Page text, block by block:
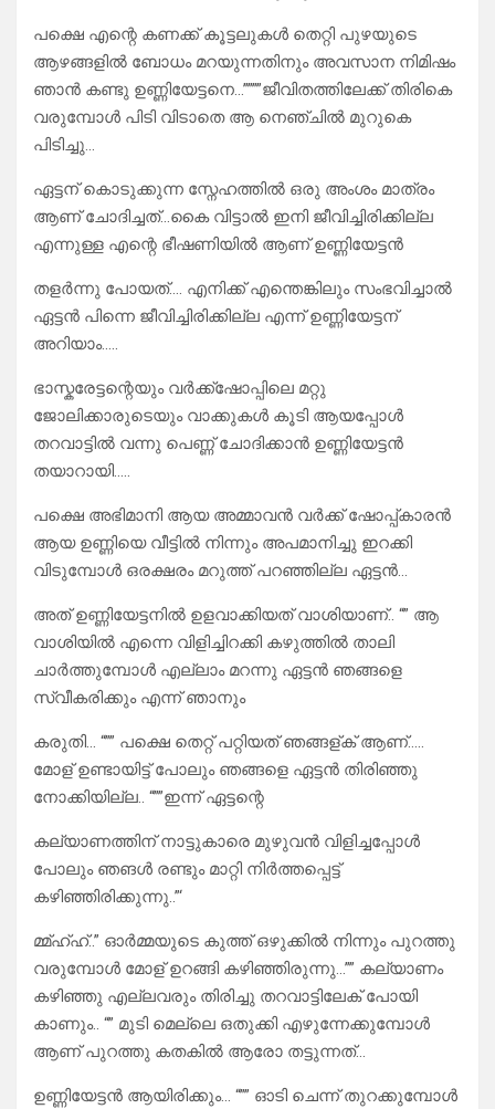
പക്ഷെ എന്റെ കണക്ക് കൂട്ടലുകൾ തെറ്റി പുഴയുടെ
ആഴങ്ങളിൽ ബോധം മറയുന്നതിനും അവസാന നിമിഷം
ഞാൻ കണ്ടു ഉണ്ണിയേട്ടനെ…””””ജീവിതത്തിലേക്ക് തിരികെ
വരുമ്പോൾ പിടി വിടാതെ ആ നെഞ്ചിൽ മുറുകെ
പിടിച്ചു…
ഏട്ടന് കൊടുക്കുന്ന സ്നേഹത്തിൽ ഒരു അംശം മാത്രം
ആണ് ചോദിച്ചത്…കൈ വിട്ടാൽ ഇനി ജീവിച്ചിരിക്കില്ല
എന്നുള്ള എന്റെ ഭീഷണിയിൽ ആണ് ഉണ്ണിയേട്ടൻ
തളർന്നു പോയത്…. എനിക്ക് എന്തെങ്കിലും സംഭവിച്ചാൽ
ഏട്ടൻ പിന്നെ ജീവിച്ചിരിക്കില്ല എന്ന് ഉണ്ണിയേട്ടന്
അറിയാം…..
ഭാസ്കരേട്ടന്റെയും വർക്ക്‌ഷോപ്പിലെ മറ്റു
ജോലിക്കാരുടെയും വാക്കുകൾ കൂടി ആയപ്പോൾ
തറവാട്ടിൽ വന്നു പെണ്ണ് ചോദിക്കാൻ ഉണ്ണിയേട്ടൻ
തയാറായി…..
പക്ഷെ അഭിമാനി ആയ അമ്മാവൻ വർക്ക്‌ ഷോപ്പ്കാരൻ
ആയ ഉണ്ണിയെ വീട്ടിൽ നിന്നും അപമാനിച്ചു ഇറക്കി
വിടുമ്പോൾ ഒരക്ഷരം മറുത്ത് പറഞ്ഞില്ല ഏട്ടൻ…
അത് ഉണ്ണിയേട്ടനിൽ ഉളവാക്കിയത് വാശിയാണ്.. “” ആ
വാശിയിൽ എന്നെ വിളിച്ചിറക്കി കഴുത്തിൽ താലി
ചാർത്തുമ്പോൾ എല്ലാം മറന്നു ഏട്ടൻ ഞങ്ങളെ
സ്വീകരിക്കും എന്ന് ഞാനും
കരുതി… “”” പക്ഷെ തെറ്റ് പറ്റിയത് ഞങ്ങള്ക് ആണ്…..
മോള് ഉണ്ടായിട്ട് പോലും ഞങ്ങളെ ഏട്ടൻ തിരിഞ്ഞു
നോക്കിയില്ല.. “””ഇന്ന് ഏട്ടന്റെ
കല്യാണത്തിന് നാട്ടുകാരെ മുഴുവൻ വിളിച്ചപ്പോൾ
പോലും ഞങൾ രണ്ടും മാറ്റി നിർത്തപ്പെട്ട്
കഴിഞ്ഞിരിക്കുന്നു..”‘
മ്മ്ഹ്ഹ്..” ഓർമ്മയുടെ കുത്ത് ഒഴുക്കിൽ നിന്നും പുറത്തു
വരുമ്പോൾ മോള് ഉറങ്ങി കഴിഞ്ഞിരുന്നു…”” കല്യാണം
കഴിഞ്ഞു എല്ലവരും തിരിച്ചു തറവാട്ടിലേക് പോയി
കാണും.. “” മുടി മെല്ലെ ഒതുക്കി എഴുന്നേക്കുമ്പോൾ
ആണ് പുറത്തു കതകിൽ ആരോ തട്ടുന്നത്…
ഉണ്ണിയേട്ടൻ ആയിരിക്കും… “”” ഓടി ചെന്ന് തുറക്കുമ്പോൾ